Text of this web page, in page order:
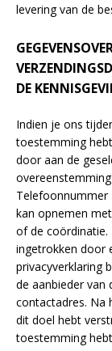
levering van de
DE
Indien je ons
toestemming
door aan de
Telefoonnummer
kan opnemen
of de
ingetrokken door
privacyverklaring
de aanbieder van
contactadres. Na
dit doel hebt
toestemming